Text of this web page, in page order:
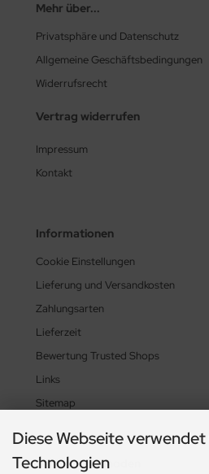
Mehr über...
Privatsphäre und Datenschutz
Allgemeine Geschäftsbedingungen
Widerrufsrecht
Vertrag widerrufen
Impressum
Kontakt
Informationen
Cookie Einstellungen
Lieferung und Versandkosten
Zahlungsarten
Lieferzeit
Bewertung Trusted Shops
Links
Sitemap
Zahlungsmethoden
Diese Webseite
Technologien